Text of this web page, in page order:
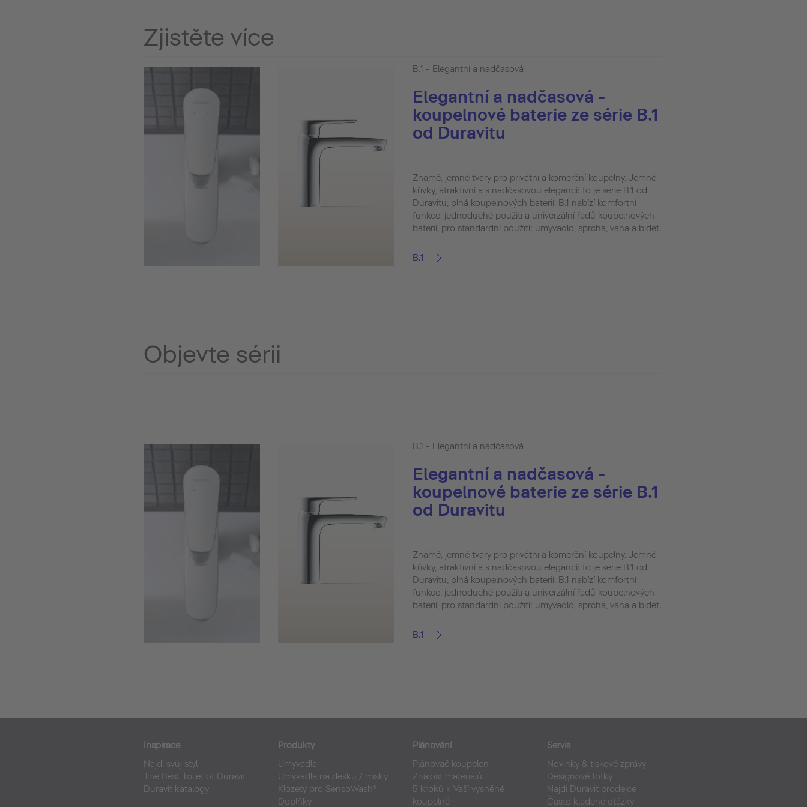
Zjistěte více
B.1 - Elegantní a nadčasová
Elegantní a nadčasová -
koupelnové baterie ze série B.1
od Duravitu
Známé, jemné tvary pro privátní a komerční koupelny. Jemné
křivky, atraktivní a s nadčasovou elegancí: to je série B.1 od
Duravitu, plná koupelnových baterií. B.1 nabízí komfortní
funkce, jednoduché použití a univerzální řadů koupelnových
baterií, pro standardní použití: umyvadlo, sprcha, vana a bidet.
B.1
Objevte sérii
B.1 - Elegantní a nadčasová
Elegantní a nadčasová -
koupelnové baterie ze série B.1
od Duravitu
Známé, jemné tvary pro privátní a komerční koupelny. Jemné
křivky, atraktivní a s nadčasovou elegancí: to je série B.1 od
Duravitu, plná koupelnových baterií. B.1 nabízí komfortní
funkce, jednoduché použití a univerzální řadů koupelnových
baterií, pro standardní použití: umyvadlo, sprcha, vana a bidet.
B.1
Inspirace
Najdi svůj styl
The Best Toilet of Duravit
Duravit katalogy
Produkty
Umyvadla
Umyvadla na desku / misky
Klozety pro SensoWash®
Doplňky
Plánování
Plánovač koupelen
Znalost materiálů
5 kroků k Vaší vysněné
koupelně
Servis
Novinky & tiskové zprávy
Designové fotky
Najdi Duravit prodejce
Často kladené otázky